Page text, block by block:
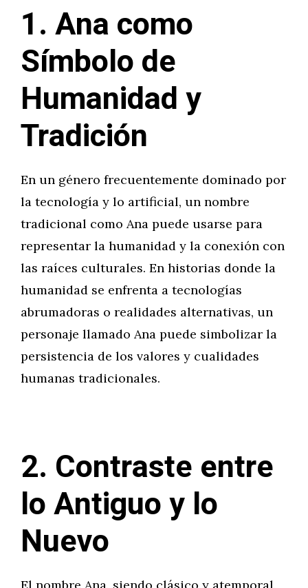
1. Ana como
Símbolo de
Humanidad y
Tradición
En un género frecuentemente dominado por
la tecnología y lo artificial, un nombre
tradicional como Ana puede usarse para
representar la humanidad y la conexión con
las raíces culturales. En historias donde la
humanidad se enfrenta a tecnologías
abrumadoras o realidades alternativas, un
personaje llamado Ana puede simbolizar la
persistencia de los valores y cualidades
humanas tradicionales.
2. Contraste entre
lo Antiguo y lo
Nuevo